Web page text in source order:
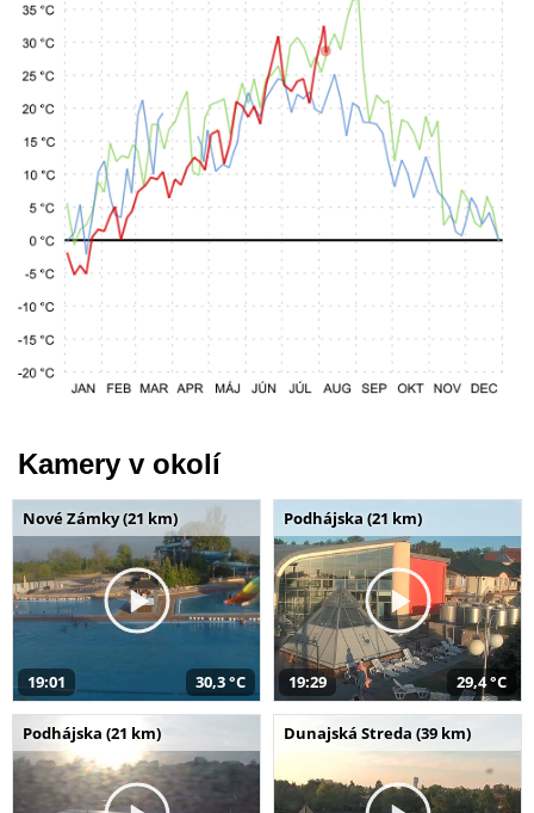
Kamery v okolí
Nové Zámky (21 km)
19:01 30,3 °C
Podhájska (21 km)
19:29 29,4 °C
Podhájska (21 km) Dunajská Streda (39 km)